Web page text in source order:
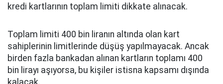
kredi kartlarının toplam limiti dikkate alınacak.
Toplam limiti 400 bin liranın altında olan kart
sahiplerinin limitlerinde düşüş yapılmayacak. Ancak
birden fazla bankadan alınan kartların toplamı 400
bin lirayı aşıyorsa, bu kişiler istisna kapsamı dışında
kalacak.